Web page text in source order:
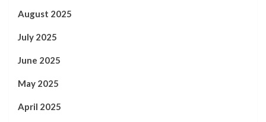
August 2025
July 2025
June 2025
May 2025
April 2025